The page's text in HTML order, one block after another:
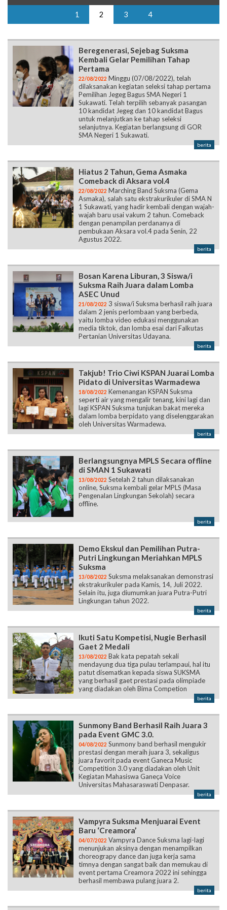
1 2 3 4
Beregenerasi, Sejebag Suksma
Kembali Gelar Pemilihan Tahap
Pertama
22/08/2022 Minggu (07/08/2022), telah
dilaksanakan kegiatan seleksi tahap pertama
Pemilihan Jegeg Bagus SMA Negeri 1
Sukawati. Telah terpilih sebanyak pasangan
10 kandidat Jegeg dan 10 kandidat Bagus
untuk melanjutkan ke tahap seleksi
selanjutnya. Kegiatan berlangsung di GOR
SMA Negeri 1 Sukawati.
berita
Hiatus 2 Tahun, Gema Asmaka
Comeback di Aksara vol.4
22/08/2022 Marching Band Suksma (Gema
Asmaka), salah satu ekstrakurikuler di SMA N
1 Sukawati, yang hadir kembali dengan wajah-
wajah baru usai vakum 2 tahun. Comeback
dengan penampilan perdananya di
pembukaan Aksara vol.4 pada Senin, 22
Agustus 2022.
berita
Bosan Karena Liburan, 3 Siswa/i
Suksma Raih Juara dalam Lomba
ASEC Unud
21/08/2022 3 siswa/i Suksma berhasil raih juara
dalam 2 jenis perlombaan yang berbeda,
yaitu lomba video edukasi menggunakan
media tiktok, dan lomba esai dari Falkutas
Pertanian Universitas Udayana.
berita
Takjub! Trio Ciwi KSPAN Juarai Lomba
Pidato di Universitas Warmadewa
18/08/2022 Kemenangan KSPAN Suksma
seperti air yang mengalir tenang, kini lagi dan
lagi KSPAN Suksma tunjukan bakat mereka
dalam lomba berpidato yang diselenggarakan
oleh Universitas Warmadewa.
berita
Berlangsungnya MPLS Secara offline
di SMAN 1 Sukawati
13/08/2022 Setelah 2 tahun dilaksanakan
online, Suksma kembali gelar MPLS (Masa
Pengenalan Lingkungan Sekolah) secara
offline.
berita
Demo Ekskul dan Pemilihan Putra-
Putri Lingkungan Meriahkan MPLS
Suksma
13/08/2022 Suksma melaksanakan demonstrasi
ekstrakurikuler pada Kamis, 14, Juli 2022.
Selain itu, juga diumumkan juara Putra-Putri
Lingkungan tahun 2022.
berita
Ikuti Satu Kompetisi, Nugie Berhasil
Gaet 2 Medali
13/08/2022 Bak kata pepatah sekali
mendayung dua tiga pulau terlampaui, hal itu
patut disematkan kepada siswa SUKSMA
yang berhasil gaet prestasi pada olimpiade
yang diadakan oleh Bima Competion
berita
Sunmony Band Berhasil Raih Juara 3
pada Event GMC 3.0.
04/08/2022 Sunmony band berhasil mengukir
prestasi dengan meraih juara 3, sekaligus
juara favorit pada event Ganeca Music
Competition 3.0 yang diadakan oleh Unit
Kegiatan Mahasiswa Ganeça Voice
Universitas Mahasaraswati Denpasar.
berita
Vampyra Suksma Menjuarai Event
Baru ‘Creamora’
04/07/2022 Vampyra Dance Suksma lagi-lagi
menunjukan aksinya dengan menampilkan
choreograpy dance dan juga kerja sama
timnya dengan sangat baik dan memukau di
event pertama Creamora 2022 ini sehingga
berhasil membawa pulang juara 2.
berita